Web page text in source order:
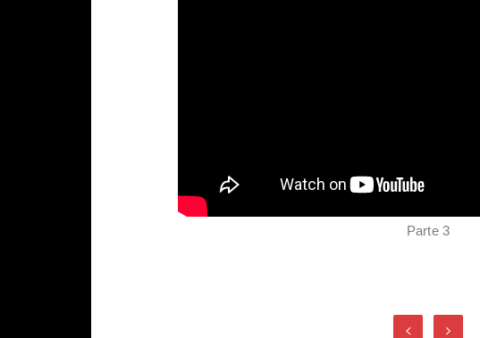
Parte 3